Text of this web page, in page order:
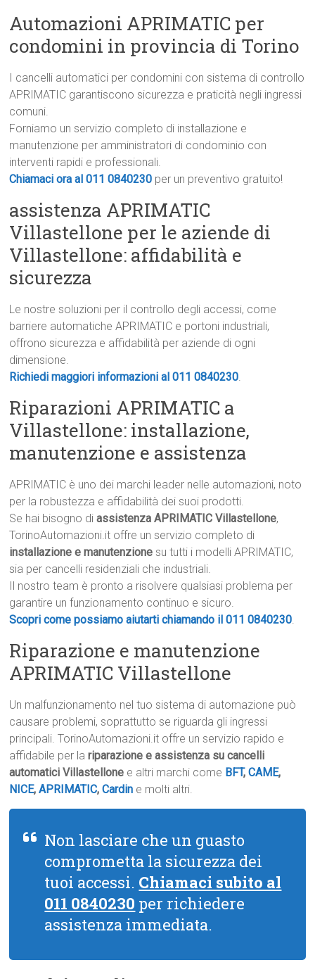
Automazioni APRIMATIC per
condomini in provincia di Torino
I cancelli automatici per condomini con sistema di controllo
APRIMATIC garantiscono sicurezza e praticità negli ingressi
comuni.
Forniamo un servizio completo di installazione e
manutenzione per amministratori di condominio con
interventi rapidi e professionali.
Chiamaci ora al 011 0840230 per un preventivo gratuito!
assistenza APRIMATIC
Villastellone per le aziende di
Villastellone: affidabilità e
sicurezza
Le nostre soluzioni per il controllo degli accessi, come
barriere automatiche APRIMATIC e portoni industriali,
offrono sicurezza e affidabilità per aziende di ogni
dimensione.
Richiedi maggiori informazioni al 011 0840230.
Riparazioni APRIMATIC a
Villastellone: installazione,
manutenzione e assistenza
APRIMATIC è uno dei marchi leader nelle automazioni, noto
per la robustezza e affidabilità dei suoi prodotti.
Se hai bisogno diassistenza APRIMATIC Villastellone,
TorinoAutomazioni.it offre un servizio completo di
installazione e manutenzione su tutti i modelli APRIMATIC,
sia per cancelli residenziali che industriali.
Il nostro team è pronto a risolvere qualsiasi problema per
garantire un funzionamento continuo e sicuro.
Scopri come possiamo aiutarti chiamando il 011 0840230.
Riparazione e manutenzione
APRIMATIC Villastellone
Un malfunzionamento nel tuo sistema di automazione può
causare problemi, soprattutto se riguarda gli ingressi
principali. TorinoAutomazioni.it offre un servizio rapido e
affidabile per lariparazione e assistenza su cancelli
automatici Villastellone e altri marchi come BFT,CAME,
NICE,APRIMATIC,Cardin e molti altri.
Non lasciare che un guasto
comprometta la sicurezza dei
tuoi accessi. Chiamaci subito al
011 0840230 per richiedere
assistenza immediata.